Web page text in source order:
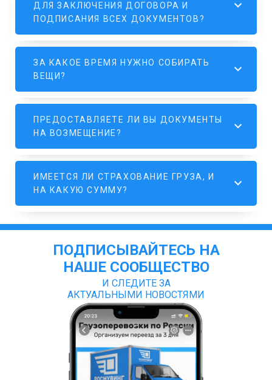
ДЛЯ ЗАКЛЮЧЕНИЯ ДОГОВОРА И
ПОДПИСАНИЯ ВСЕХ ДОКУМЕНТОВ?
ЗА КАКОЕ ВРЕМЯ НУЖНО СОБИРАТЬ
ВЕЩИ?
ПРЕДОСТАВЛЯЕТЕ ЛИ ВЫ ДОКУМЕНТЫ
НА ВОЗМЕЩЕНИЕ?
ИМЕЕТСЯ ЛИ СТРАХОВАНИЕ ГРУЗА, И
НА КАКУЮ СУММУ?
ПОДПИСЫВАЙТЕСЬ НА
НАШЕ СООБЩЕСТВО
И СЛЕДИТЕ ЗА
АКТУАЛЬНЫМИ НОВОСТЯМИ